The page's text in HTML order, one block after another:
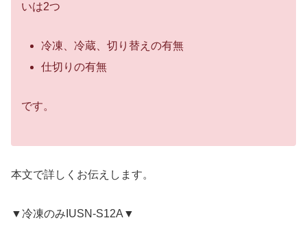
いは2つ
冷凍、冷蔵、切り替えの有無
仕切りの有無
です。
本文で詳しくお伝えします。
▼冷凍のみIUSN-S12A▼